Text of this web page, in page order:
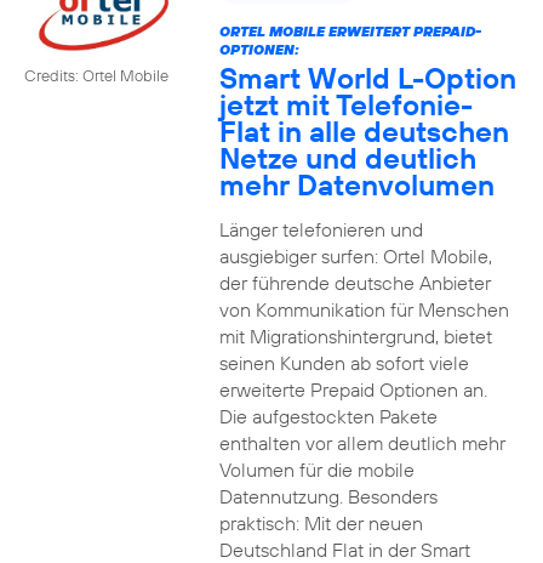
Credits: Ortel Mobile
ORTEL MOBILE ERWEITERT PREPAID-
OPTIONEN:
Smart World L-Option
jetzt mit Telefonie-
Flat in alle deutschen
Netze und deutlich
mehr Datenvolumen
Länger telefonieren und
ausgiebiger surfen: Ortel Mobile,
der führende deutsche Anbieter
von Kommunikation für Menschen
mit Migrationshintergrund, bietet
seinen Kunden ab sofort viele
erweiterte Prepaid Optionen an.
Die aufgestockten Pakete
enthalten vor allem deutlich mehr
Volumen für die mobile
Datennutzung. Besonders
praktisch: Mit der neuen
Deutschland Flat in der Smart